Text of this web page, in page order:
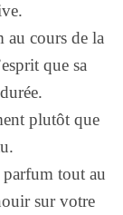
au cours de la
que sa
plutôt que
tout au
sur votre